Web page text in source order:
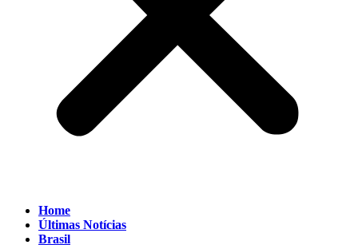
Home
Últimas Notícias
Brasil